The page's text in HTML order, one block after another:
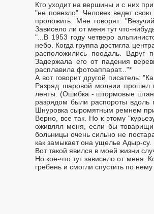
Кто уходит на вершины и с них
"не повезло". Человек ведет
проложить. Мне говорят:
Зависело ли от меня тут что-
"...В 1953 году четверо
небо. Когда группа достигла
расположились поодаль. Вдруг
Задержала его от падения
расплавила фотоаппарат..."*
А вот говорит другой писатель:
Разряд шаровой молнии прошел
ленты. (Ошибка - штормовые
разрядом были распороты вдоль
Шнуровка сыромятным ремнем при
Верно, все так. Но к этому
оживлял меня, если бы
больницы очень сильно не
как замыкает она ущелье Адыр-су.
Вот такой явился в моей жизни
Но кое-что тут зависело от меня.
гребень и смогли спустить по